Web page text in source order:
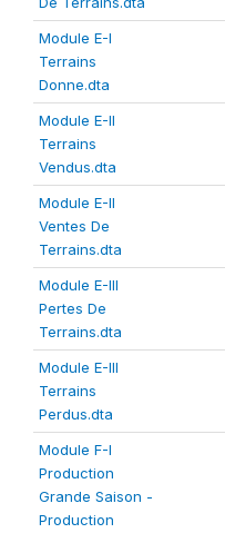
Module E-I
Terrains
Donne.dta
Module E-II
Terrains
Vendus.dta
Module E-II
Ventes De
Terrains.dta
Module E-III
Pertes De
Terrains.dta
Module E-III
Terrains
Perdus.dta
Module F-I
Production
Grande Saison -
Production